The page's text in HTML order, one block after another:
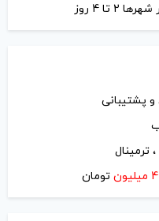
پشتیبانی
ترمینال
4 میلیون تومان